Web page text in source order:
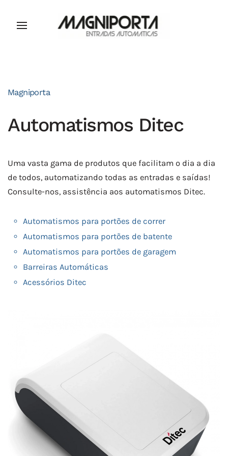
Magniporta
Automatismos Ditec
Uma vasta gama de produtos que facilitam o dia a dia
de todos, automatizando todas as entradas e saídas!
Consulte-nos, assistência aos automatismos Ditec.
Automatismos para portões de correr
Automatismos para portões de batente
Automatismos para portões de garagem
Barreiras Automáticas
Acessórios Ditec